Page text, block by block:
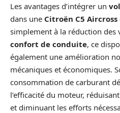
Les avantages d’intégrer un
dans une Citroën C5 Aircross
simplement à la réduction
confort de conduite, ce
également une amélioration
mécaniques et économiques.
consommation de carburant
l’efficacité du moteur,
et diminuant les efforts